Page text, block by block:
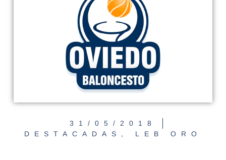
31/05/2018
DESTACADAS , LEB ORO